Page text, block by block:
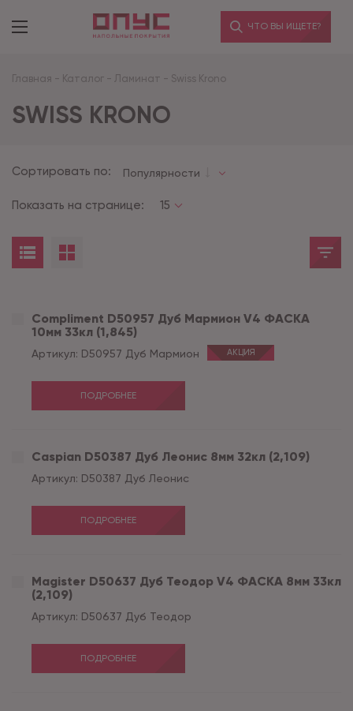
ЧТО ВЫ ИЩЕТЕ?
Главная - Каталог - Ламинат - Swiss Krono
SWISS KRONO
Сортировать по: Популярности
Показать на странице: 15
Compliment D50957 Дуб Мармион V4 ФАСКА
10мм 33кл (1,845)
Артикул: D50957 Дуб Мармион АКЦИЯ
ПОДРОБНЕЕ
Caspian D50387 Дуб Леонис 8мм 32кл (2,109)
Артикул: D50387 Дуб Леонис
ПОДРОБНЕЕ
Magister D50637 Дуб Теодор V4 ФАСКА 8мм 33кл
(2,109)
Артикул: D50637 Дуб Теодор
ПОДРОБНЕЕ